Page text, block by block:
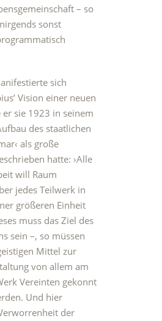
– so
sonst
sich
Vision einer neuen
sie 1923 in seinem
des staatlichen
als große
hatte: ›Alle
will Raum
jedes Teilwerk in
größeren Einheit
muss das Ziel des
sein –, so müssen
Mittel zur
von allem am
Vereinten gekonnt
Und hier
der